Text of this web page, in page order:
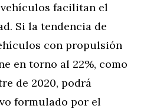
facilitan el
Si la tendencia de
con propulsión
en torno al 22%, como
de 2020, podrá
formulado por el